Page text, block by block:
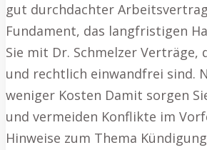
gut durchdachter
Fundament, das langfristigen
Sie mit Dr. Schmelzer Verträge,
und rechtlich einwandfrei sind.
weniger Kosten Damit sorgen
und vermeiden Konflikte im
Hinweise zum Thema